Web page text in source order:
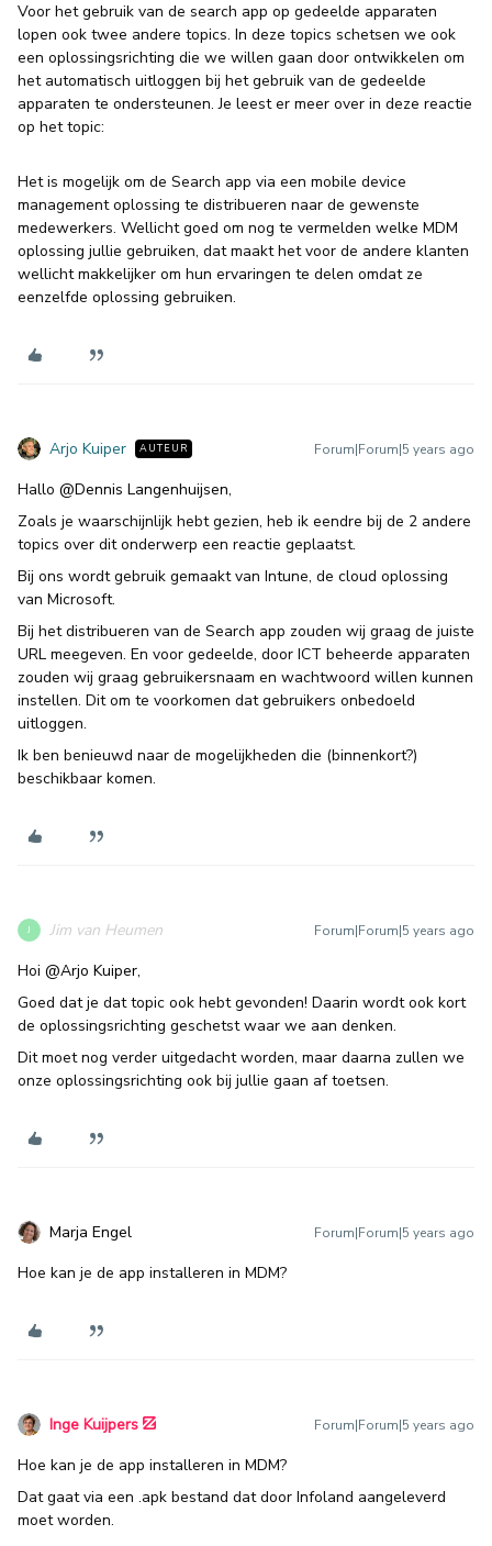
Voor het gebruik van de search app op gedeelde apparaten
lopen ook twee andere topics. In deze topics schetsen we ook
een oplossingsrichting die we willen gaan door ontwikkelen om
het automatisch uitloggen bij het gebruik van de gedeelde
apparaten te ondersteunen. Je leest er meer over in deze reactie
op het topic:
Het is mogelijk om de Search app via een mobile device
management oplossing te distribueren naar de gewenste
medewerkers. Wellicht goed om nog te vermelden welke MDM
oplossing jullie gebruiken, dat maakt het voor de andere klanten
wellicht makkelijker om hun ervaringen te delen omdat ze
eenzelfde oplossing gebruiken.
Arjo Kuiper AUTEUR Forum|Forum|5 years ago
Hallo @Dennis Langenhuijsen,
Zoals je waarschijnlijk hebt gezien, heb ik eendre bij de 2 andere
topics over dit onderwerp een reactie geplaatst.
Bij ons wordt gebruik gemaakt van Intune, de cloud oplossing
van Microsoft.
Bij het distribueren van de Search app zouden wij graag de juiste
URL meegeven. En voor gedeelde, door ICT beheerde apparaten
zouden wij graag gebruikersnaam en wachtwoord willen kunnen
instellen. Dit om te voorkomen dat gebruikers onbedoeld
uitloggen.
Ik ben benieuwd naar de mogelijkheden die (binnenkort?)
beschikbaar komen.
J Jim van Heumen Forum|Forum|5 years ago
Hoi @Arjo Kuiper,
Goed dat je dat topic ook hebt gevonden! Daarin wordt ook kort
de oplossingsrichting geschetst waar we aan denken.
Dit moet nog verder uitgedacht worden, maar daarna zullen we
onze oplossingsrichting ook bij jullie gaan af toetsen.
Marja Engel Forum|Forum|5 years ago
Hoe kan je de app installeren in MDM?
Inge Kuijpers Forum|Forum|5 years ago
Hoe kan je de app installeren in MDM?
Dat gaat via een .apk bestand dat door Infoland aangeleverd
moet worden.